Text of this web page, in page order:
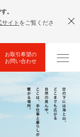
。
イト をご覧くださ